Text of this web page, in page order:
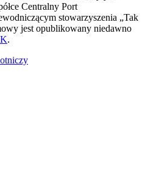
Centralny Port
stowarzyszenia „Tak
jest opublikowany niedawno
.